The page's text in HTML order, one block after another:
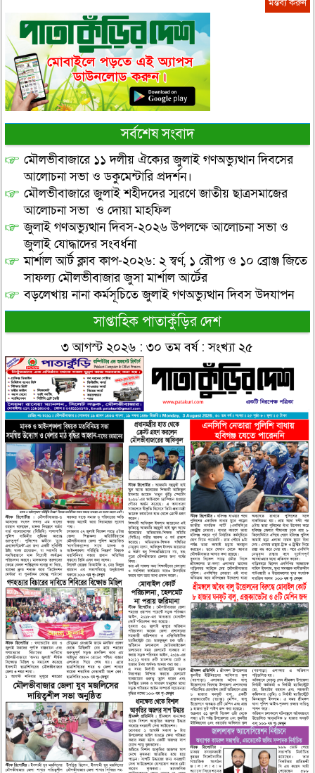
সর্বশেষ সংবাদ
মৌলভীবাজারে ১১ দলীয় ঐক্যের জুলাই গণঅভ্যুত্থান দিবসের
আলোচনা সভা ও ডকুমেন্টারি প্রদর্শন।
মৌলভীবাজারে জুলাই শহীদদের স্মরণে জাতীয় ছাত্রসমাজের
আলোচনা সভা ও দোয়া মাহফিল
জুলাই গণঅভ্যুত্থান দিবস-২০২৬ উপলক্ষে আলোচনা সভা ও
জুলাই যোদ্ধাদের সংবর্ধনা
মার্শাল আর্ট ক্লাব কাপ-২০২৬: ২ স্বর্ণ, ১ রৌপ্য ও ১০ ব্রোঞ্জ জিতে
সাফল্য মৌলভীবাজার জুসা মার্শাল আর্টের
বড়লেখায় নানা কর্মসূচিতে জুলাই গণঅভ্যুত্থান দিবস উদযাপন
সাপ্তাহিক পাতাকুঁড়ির দেশ
৩ আগস্ট ২০২৬ : ৩০ তম বর্ষ : সংখ্যা ২৫